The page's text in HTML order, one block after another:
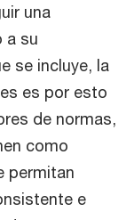
una
a su
se incluye, la
es por esto
de normas,
como
permitan
e